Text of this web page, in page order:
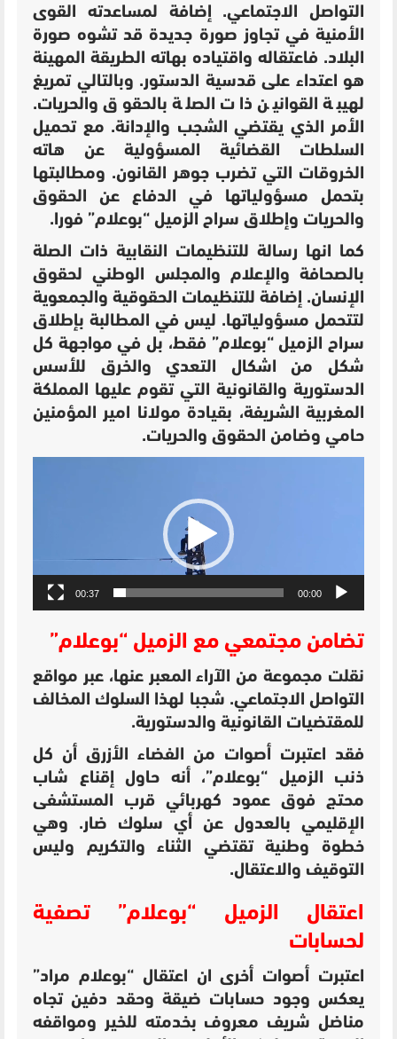
التواصل الاجتماعي. إضافة لمساعدته القوى
الأمنية في تجاوز صورة جديدة قد تشوه صورة
البلاد. فاعتقاله واقتياده بهاته الطريقة المهينة
هو اعتداء على قدسية الدستور. وبالتالي تمريغ
لهيبة القوانين ذات الصلة بالحقوق والحريات.
الأمر الذي يقتضي الشجب والإدانة. مع تحميل
السلطات القضائية المسؤولية عن هاته
الخروقات التي تضرب جوهر القانون. ومطالبتها
بتحمل مسؤولياتها في الدفاع عن الحقوق
والحريات وإطلاق سراح الزميل “بوعلام” فورا.
كما انها رسالة للتنظيمات النقابية ذات الصلة
بالصحافة والإعلام والمجلس الوطني لحقوق
الإنسان. إضافة للتنظيمات الحقوقية والجمعوية
لتتحمل مسؤولياتها. ليس في المطالبة بإطلاق
سراح الزميل “بوعلام” فقط، بل في مواجهة كل
شكل من اشكال التعدي والخرق للأسس
الدستورية والقانونية التي تقوم عليها المملكة
المغربية الشريفة، بقيادة مولانا امير المؤمنين
حامي وضامن الحقوق والحريات.
00:00
00:37
تضامن مجتمعي مع الزميل “بوعلام”
نقلت مجموعة من الآراء المعبر عنها، عبر مواقع
التواصل الاجتماعي. شجبا لهذا السلوك المخالف
للمقتضيات القانونية والدستورية.
فقد اعتبرت أصوات من الفضاء الأزرق أن كل
ذنب الزميل “بوعلام”، أنه حاول إقناع شاب
محتج فوق عمود كهربائي قرب المستشفى
الإقليمي بالعدول عن أي سلوك ضار. وهي
خطوة وطنية تقتضي الثناء والتكريم وليس
التوقيف والاعتقال.
اعتقال الزميل “بوعلام” تصفية
لحسابات
اعتبرت أصوات أخرى ان اعتقال “بوعلام مراد”
يعكس وجود حسابات ضيقة وحقد دفين تجاه
مناضل شريف معروف بخدمته للخير ومواقفه